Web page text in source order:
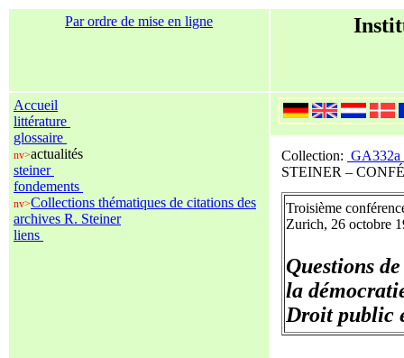
Par ordre de mise en ligne
Accueil
littérature
glossaire
nv>actualités
steiner
fondements
nv>Collections thématiques de citations des
archives R. Steiner
liens
Collection: GA332a
STEINER –
Troisième
Zurich, 26 octobre
Questions
la
Droit public